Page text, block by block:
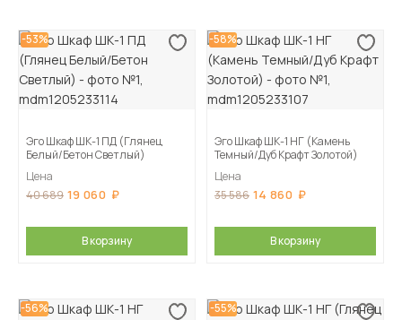
-53%
Эго Шкаф ШК-1 ПД (Глянец
Белый/Бетон Светлый)
Цена
40 689 19 060
В корзину
-58%
Эго Шкаф ШК-1 НГ (Камень
Темный/Дуб Крафт Золотой)
Цена
35 586 14 860
В корзину
-56% -55%